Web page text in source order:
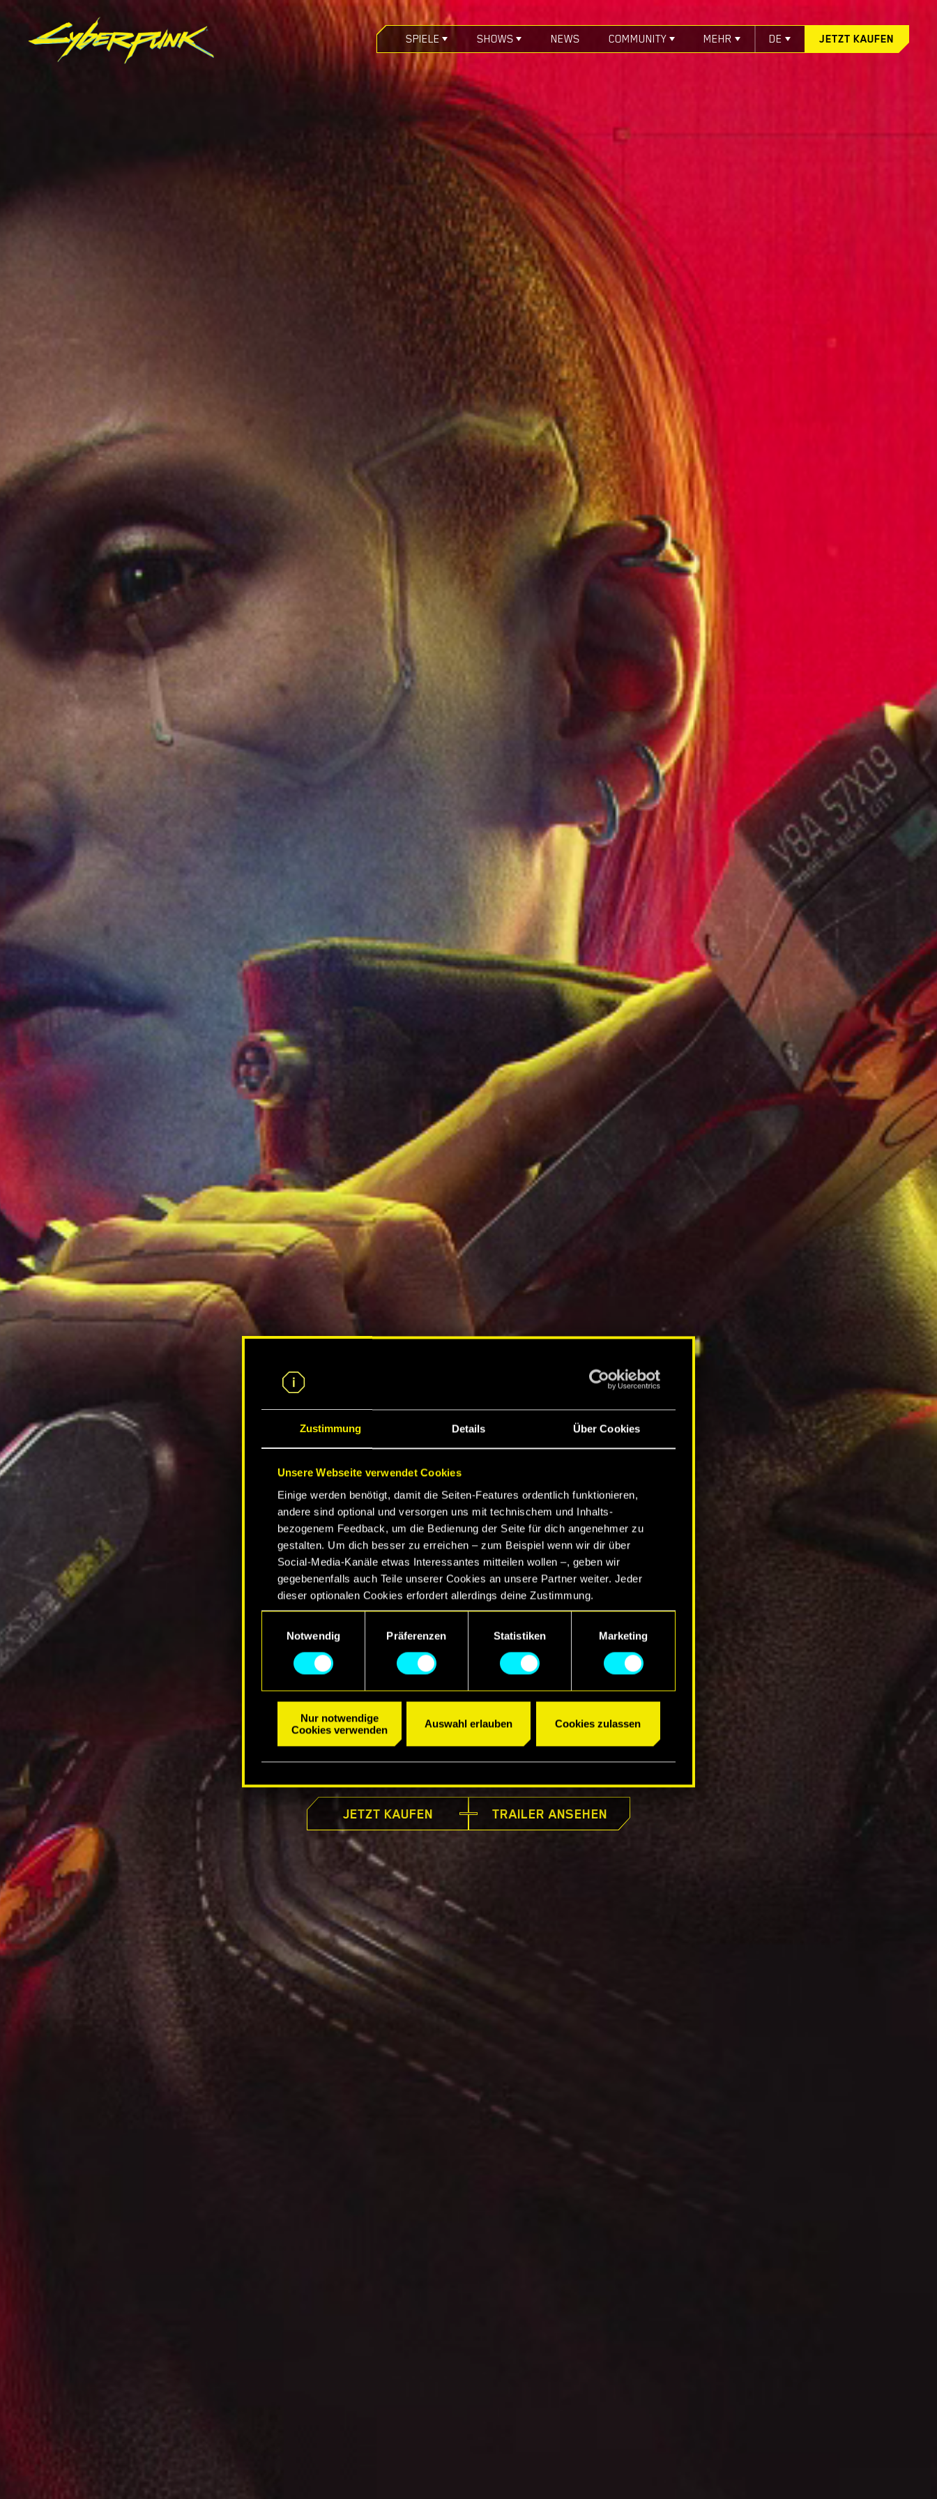
Zustimmung Details Über Cookies
Unsere Webseite verwendet Cookies
Einige werden benötigt, damit die Seiten-Features ordentlich funktionieren,
andere sind optional und versorgen uns mit technischem und Inhalts-
bezogenem Feedback, um die Bedienung der Seite für dich angenehmer zu
gestalten. Um dich besser zu erreichen – zum Beispiel wenn wir dir über
Social-Media-Kanäle etwas Interessantes mitteilen wollen –, geben wir
gegebenenfalls auch Teile unserer Cookies an unsere Partner weiter. Jeder
dieser optionalen Cookies erfordert allerdings deine Zustimmung.
„Einstellungen“, wo du, falls gewünscht, auch alle Einstellungen rund um das
Thema Cookies ändern kannst.
Notwendig
Präferenzen Statistiken Marketing
Nur notwendige
Cookies verwenden
Auswahl erlauben Cookies zulassen
SPIELE SHOWS NEWS COMMUNITY MEHR DE JETZT KAUFEN
JETZT ERHÄLTLICH
JETZT KAUFEN TRAILER ANSEHEN